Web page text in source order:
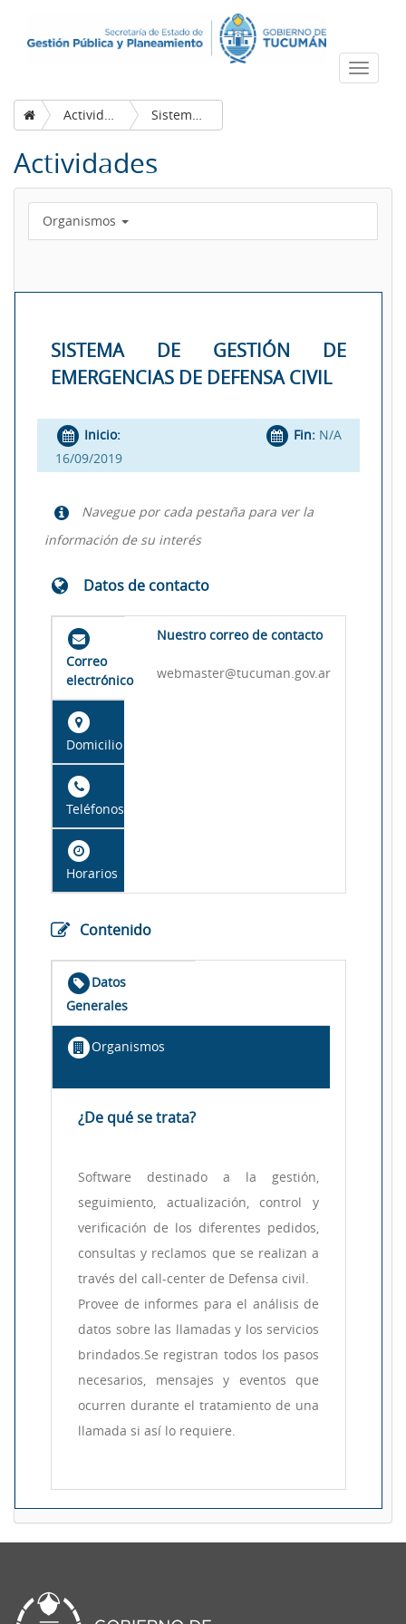
Actividades
Sistema de Gestión de Emergencias de Defensa Civil
Actividades
Organismos
SISTEMA DE GESTIÓN DE
EMERGENCIAS DE DEFENSA CIVIL
Inicio:
16/09/2019
Fin:N/A
Navegue por cada pestaña para ver la
información de su interés
Datos de contacto
Correo
electrónico
Domicilio
Teléfonos
Horarios
Nuestro correo de contacto
webmaster@tucuman.gov.ar
Contenido
Datos
Generales
Organismos
¿De qué se trata?
Software destinado a la gestión,
seguimiento, actualización, control y
verificación de los diferentes pedidos,
consultas y reclamos que se realizan a
través del call-center de Defensa civil.
Provee de informes para el análisis de
datos sobre las llamadas y los servicios
brindados.Se registran todos los pasos
necesarios, mensajes y eventos que
ocurren durante el tratamiento de una
llamada si así lo requiere.